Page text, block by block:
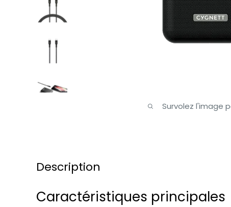
Survolez l'image
Description
Caractéristiques principales